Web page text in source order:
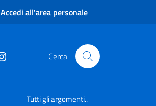
Accedi all'area personale
Cerca
Tutti gli argomenti..